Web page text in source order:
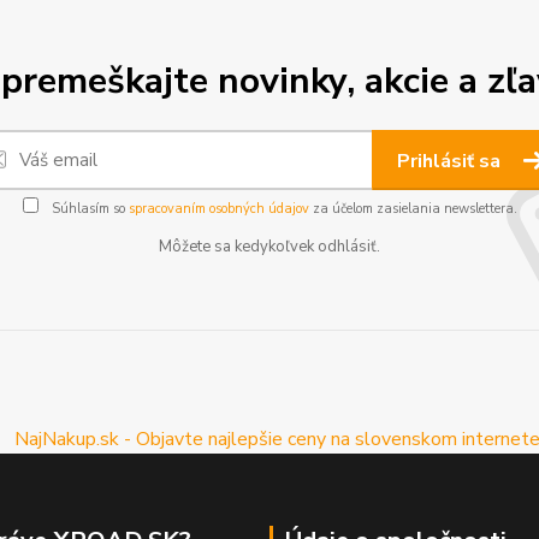
novinky, akcie a
Prihlásiť sa
Súhlasím so spracovaním osobných údajovza účelom zasielania newslettera.
Môžete sa kedykoľvek odhlásiť.